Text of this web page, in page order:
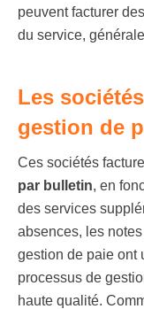
peuvent facturer des
du service,
Les
gestion de
Ces sociétés
par bulletin, en
des services
absences, les
gestion de paie ont
processus de
haute qualité.